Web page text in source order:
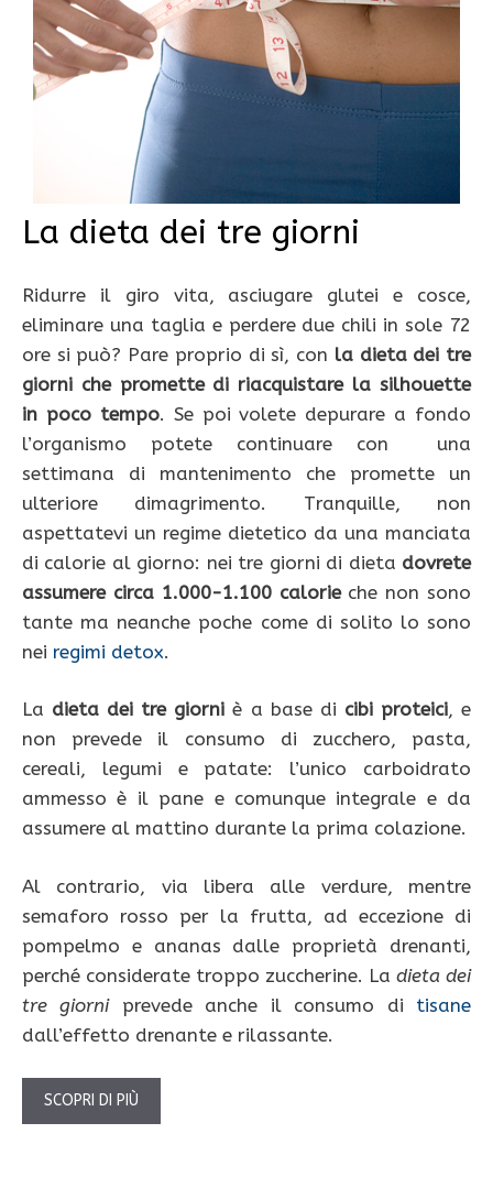
La dieta dei tre giorni
Ridurre il giro vita, asciugare glutei e cosce,
eliminare una taglia e perdere due chili in sole 72
ore si può? Pare proprio di sì, con la dieta dei tre
giorni che promette di riacquistare la silhouette
in poco tempo. Se poi volete depurare a fondo
l’organismo potete continuare con una
settimana di mantenimento che promette un
ulteriore dimagrimento. Tranquille, non
aspettatevi un regime dietetico da una manciata
di calorie al giorno: nei tre giorni di dieta dovrete
assumere circa 1.000-1.100 calorie che non sono
tante ma neanche poche come di solito lo sono
nei regimi detox.
La dieta dei tre giorni è a base di cibi proteici, e
non prevede il consumo di zucchero, pasta,
cereali, legumi e patate: l’unico carboidrato
ammesso è il pane e comunque integrale e da
assumere al mattino durante la prima colazione.
Al contrario, via libera alle verdure, mentre
semaforo rosso per la frutta, ad eccezione di
pompelmo e ananas dalle proprietà drenanti,
perché considerate troppo zuccherine. La dieta dei
tre giorniprevede anche il consumo di tisane
dall’effetto drenante e rilassante.
SCOPRI DI PIÙ